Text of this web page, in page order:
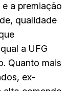
a premiação
qualidade
a UFG
Quanto mais
ex-